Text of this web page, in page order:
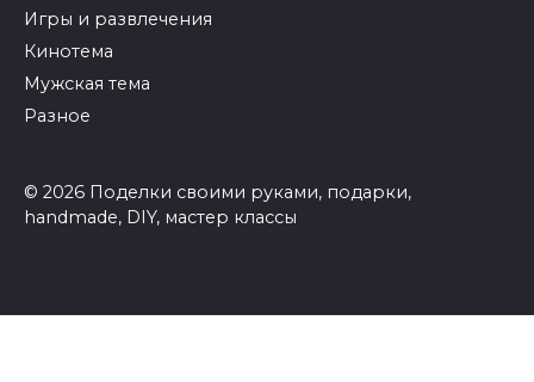
Игры и развлечения
Кинотема
Мужская тема
Разное
© 2026 Поделки своими руками, подарки,
handmade, DIY, мастер классы